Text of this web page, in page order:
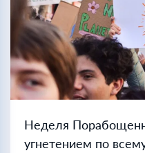
Неделя
угнетением по